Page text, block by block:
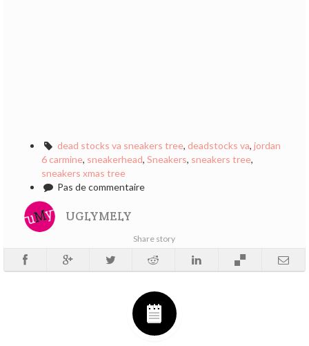
dead stocks va sneakers tree, deadstocks va, jordan
6 carmine, sneakerhead, Sneakers, sneakers tree,
sneakers xmas tree
Pas de commentaire
UGLYMELY
Share story